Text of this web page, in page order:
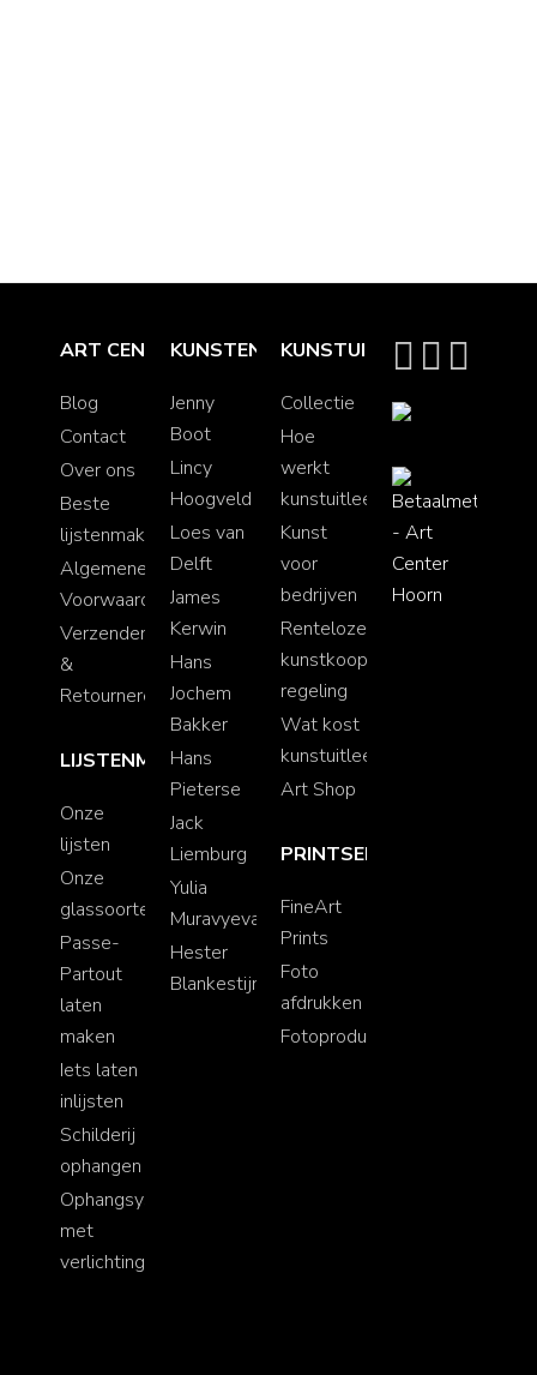
ART CENTER HOORN
Blog
Contact
Over ons
Beste
lijstenmakerij
Algemene
Voorwaarden
Verzenden
&
Retourneren
LIJSTENMAKERIJ
Onze
lijsten
Onze
glassoorten
Passe-
Partout
laten
maken
Iets laten
inlijsten
Schilderij
ophangen
Ophangsystemen
met
verlichting
KUNSTENAARS
Jenny
Boot
Lincy
Hoogveld
Loes van
Delft
James
Kerwin
Hans
Jochem
Bakker
Hans
Pieterse
Jack
Liemburg
Yulia
Muravyeva
Hester
Blankestijn
KUNSTUITLEEN
Collectie
Hoe
werkt
kunstuitleen?
Kunst
voor
bedrijven
Renteloze
kunstkoop
regeling
Wat kost
kunstuitleen
Art Shop
PRINTSERVICE
FineArt
Prints
Foto
afdrukken
Fotoproducten
9.5